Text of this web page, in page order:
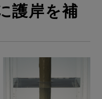
護岸を補